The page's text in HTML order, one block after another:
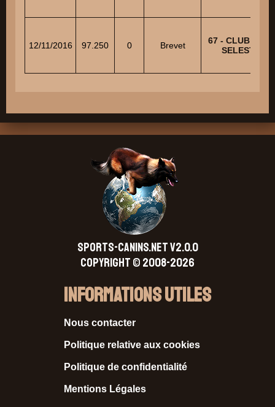
12/11/2016 97.250 0 Brevet
67 - CLUB
SELESTAT
SPORTS-CANINS.NET V2.0.0
Copyright © 2008-2026
Informations Utiles
Nous contacter
Politique relative aux cookies
Politique de confidentialité
Mentions Légales